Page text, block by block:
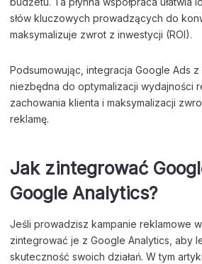
słów kluczowych prowadzących do
maksymalizuje zwrot z inwestycji (ROI).
Podsumowując, integracja Google Ads
niezbędna do optymalizacji wydajności
zachowania klienta i maksymalizacji
reklamę.
Jak zintegrować
Google Analytics?
Jeśli prowadzisz kampanie reklamowe
zintegrować je z Google Analytics, aby
skuteczność swoich działań. W tym